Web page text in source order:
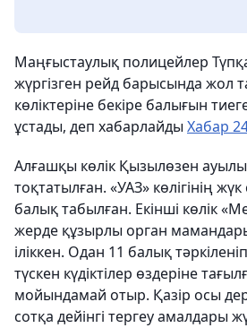
Маңғыстаулық полицейлер
жүргізген рейд барысында жол
көліктеріне бекіре балығын
ұстады, деп хабарлайды Хабар
Алғашқы көлік Қызылөзен
тоқтатылған. «УАЗ» көлігінің
балық табылған. Екінші көлік
жерде құзырлы орган
іліккен. Одан 11 балық
түскен күдіктілер өздеріне
мойындамай отыр. Қазір осы
сотқа дейінгі тергеу амалдары